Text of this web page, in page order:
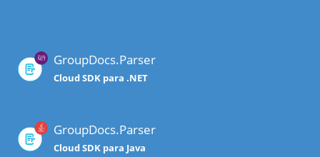
GroupDocs.Parser
Cloud SDK para .NET
GroupDocs.Parser
Cloud SDK para Java